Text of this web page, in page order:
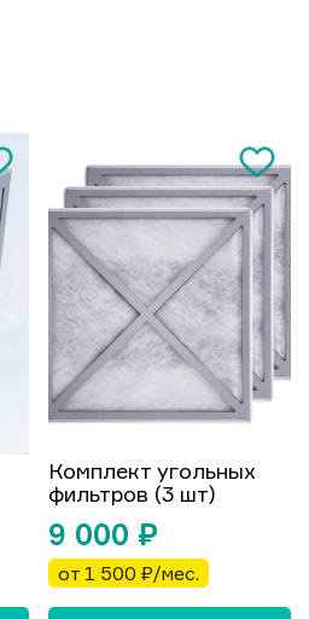
Комплект угольных
фильтров (3 шт)
9 000 ₽
от 1 500 ₽/мес.